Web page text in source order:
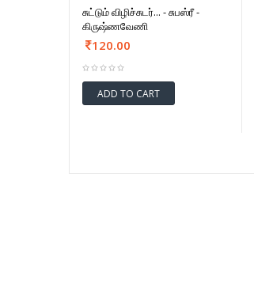
சுட்டும் விழிச்சுடர்... - சுபஸ்ரீ -
கிருஷ்ணவேணி
120.00
ADD TO CART